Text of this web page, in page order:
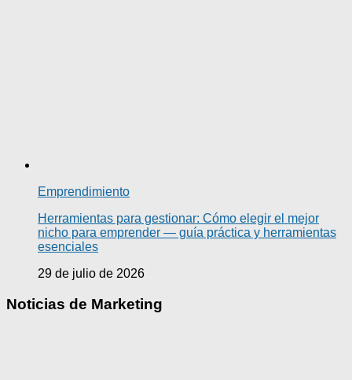
Emprendimiento
Herramientas para gestionar: Cómo elegir el mejor
nicho para emprender — guía práctica y herramientas
esenciales
29 de julio de 2026
Noticias de Marketing